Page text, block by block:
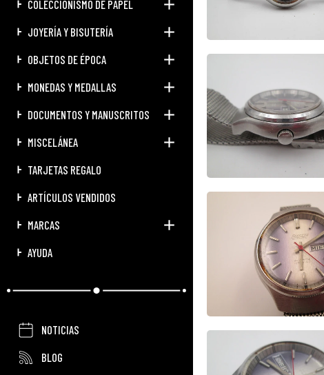
COLECCIONISMO DE PAPEL
JOYERÍA Y BISUTERÍA
OBJETOS DE ÉPOCA
MONEDAS Y MEDALLAS
DOCUMENTOS Y MANUSCRITOS
MISCELÁNEA
TARJETAS REGALO
ARTÍCULOS VENDIDOS
MARCAS
AYUDA
NOTICIAS
BLOG